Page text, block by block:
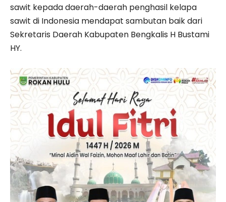
sawit kepada daerah-daerah penghasil kelapa
sawit di Indonesia mendapat sambutan baik dari
Sekretaris Daerah Kabupaten Bengkalis H Bustami
HY.